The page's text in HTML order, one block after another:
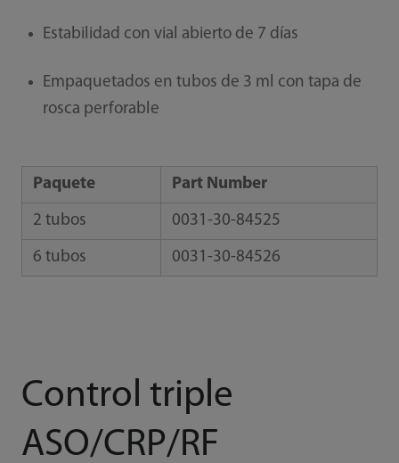
Estabilidad con vial abierto de 7 días
Empaquetados en tubos de 3 ml con tapa de
rosca perforable
Paquete Part Number
2 tubos 0031-30-84525
6 tubos 0031-30-84526
Control triple
ASO/CRP/RF